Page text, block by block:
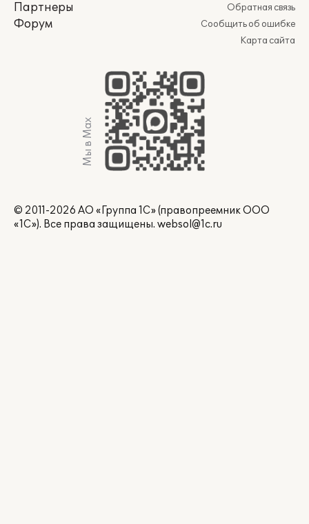
Партнеры
Форум
Обратная связь
Сообщить об ошибке
Карта сайта
Мы в Max
© 2011-2026 АО «Группа 1С» (правопреемник ООО
«1С»). Все права защищены. websol@1c.ru